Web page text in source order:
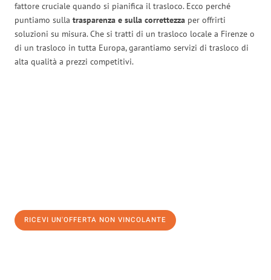
fattore cruciale quando si pianifica il trasloco. Ecco perché
puntiamo sulla trasparenza e sulla correttezza per offrirti
soluzioni su misura. Che si tratti di un trasloco locale a Firenze o
di un trasloco in tutta Europa, garantiamo servizi di trasloco di
alta qualità a prezzi competitivi.
RICEVI UN'OFFERTA NON VINCOLANTE